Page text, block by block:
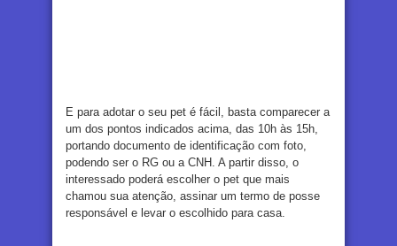
E para adotar o seu pet é fácil, basta comparecer a
um dos pontos indicados acima, das 10h às 15h,
portando documento de identificação com foto,
podendo ser o RG ou a CNH. A partir disso, o
interessado poderá escolher o pet que mais
chamou sua atenção, assinar um termo de posse
responsável e levar o escolhido para casa.